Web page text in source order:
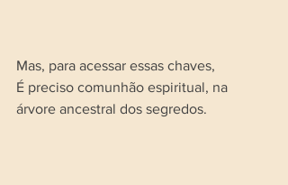
Mas, para acessar essas chaves,
É preciso comunhão espiritual, na
árvore ancestral dos segredos.